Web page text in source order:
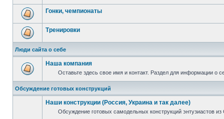
Гонки, чемпионаты
Тренировки
Люди сайта о себе
Наша компания
Оставьте здесь свое имя и контакт. Раздел для информации о
Обсуждение готовых конструкций
Наши конструкции (Россия, Украина и так далее)
Обсуждение готовых самодельных конструкций энтузиастов